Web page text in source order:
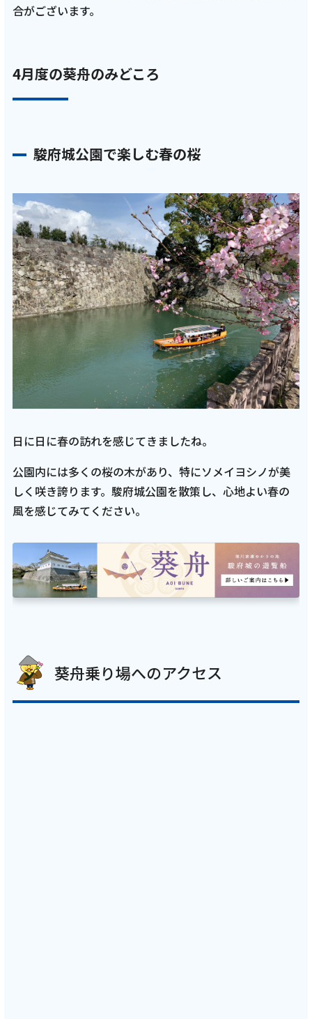
合がございます。
4月度の葵舟のみどころ
駿府城公園で楽しむ春の桜
日に日に春の訪れを感じてきましたね。
公園内には多くの桜の木があり、特にソメイヨシノが美
しく咲き誇ります。駿府城公園を散策し、心地よい春の
風を感じてみてください。
葵舟乗り場へのアクセス